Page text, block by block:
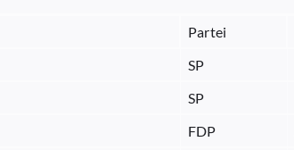
Partei
SP
SP
FDP